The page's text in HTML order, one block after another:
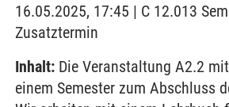
16.05.2025, 17:45 | C 12.013
Zusatztermin
Inhalt: Die Veranstaltung A2.2
einem Semester zum Abschluss